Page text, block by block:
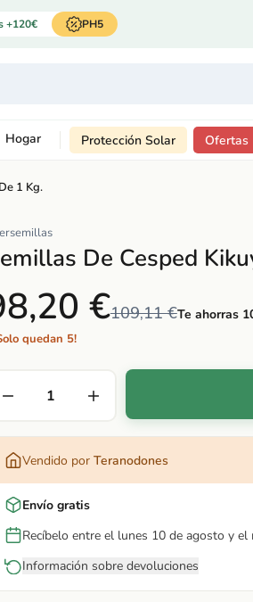
+120€ PH5
Hogar Protección Solar Ofertas
1 Kg.
De Cesped
€109,11 €Te ahorras
quedan 5!
Vendido por Teranodones
Envío gratis
Recíbelo entre el lunes 10 de agosto y
Información sobre devoluciones